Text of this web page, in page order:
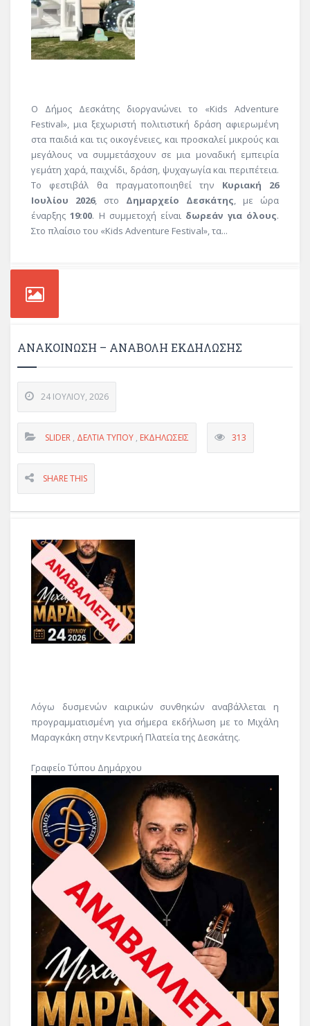
Ο Δήμος Δεσκάτης διοργανώνει το «Kids Adventure
Festival», μια ξεχωριστή πολιτιστική δράση αφιερωμένη
στα παιδιά και τις οικογένειες, και προσκαλεί μικρούς και
μεγάλους να συμμετάσχουν σε μια μοναδική εμπειρία
γεμάτη χαρά, παιχνίδι, δράση, ψυχαγωγία και περιπέτεια.
Το φεστιβάλ θα πραγματοποιηθεί την Κυριακή 26
Ιουλίου 2026, στο Δημαρχείο Δεσκάτης, με ώρα
έναρξης19:00. Η συμμετοχή είναι δωρεάν για όλους.
Στο πλαίσιο του «Kids Adventure Festival», τα...
ΑΝΑΚΟΙΝΩΣΗ – ΑΝΑΒΟΛΗ ΕΚΔΗΛΩΣΗΣ
24 ΙΟΥΛΊΟΥ, 2026
SLIDER , ΔΕΛΤΊΑ ΤΎΠΟΥ , ΕΚΔΗΛΏΣΕΙΣ 313
SHARE THIS
Λόγω δυσμενών καιρικών συνθηκών αναβάλλεται η
προγραμματισμένη για σήμερα εκδήλωση με το Μιχάλη
Μαραγκάκη στην Κεντρική Πλατεία της Δεσκάτης.
Γραφείο Τύπου Δημάρχου